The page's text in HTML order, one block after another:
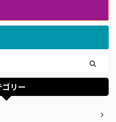
ゴリー